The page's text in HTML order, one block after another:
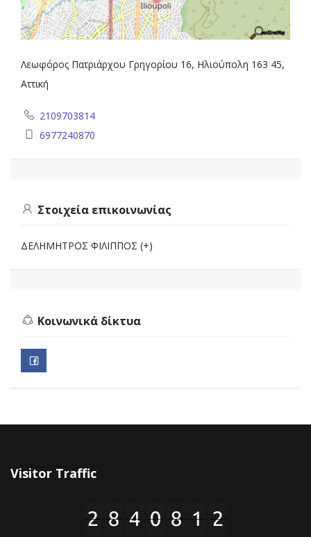
Λεωφόρος Πατριάρχου Γρηγορίου 16, Ηλιούπολη 163 45,
Αττική
2109703814
6977240870
Στοιχεία επικοινωνίας
ΔΕΛΗΜΗΤΡΟΣ ΦΙΛΙΠΠΟΣ (+)
Κοινωνικά δίκτυα
Visitor Traffic